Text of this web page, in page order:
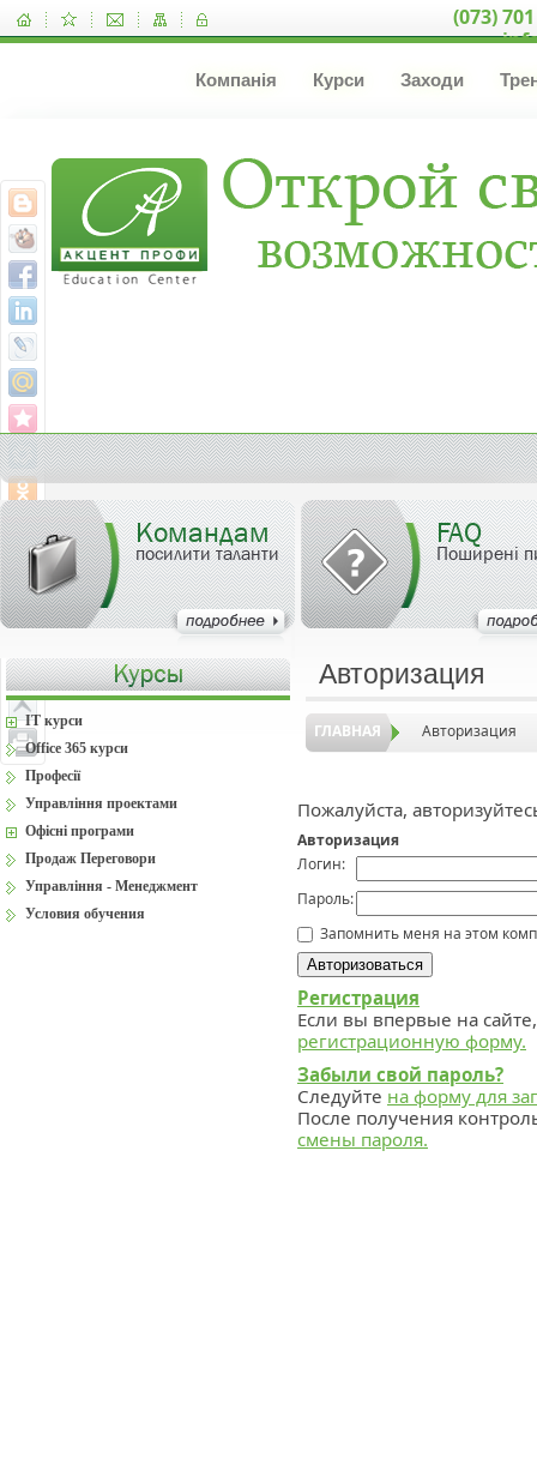
(073)
Компанія Курси Заходи
Командам
посилити таланти
FAQ
Поширені
Авторизация
ГЛАВНАЯ Авторизация
Пожалуйста,
Авторизация
Логин:
Пароль:
Запомнить меня на этом
Регистрация
Если вы впервые на
регистрационную форму.
Забыли свой пароль?
Следуйте на форму для
После получения
смены пароля.
IT курси
Office 365 курси
Професії
Управління проектами
Офісні програми
Продаж Переговори
Управління - Менеджмент
Условия обучения